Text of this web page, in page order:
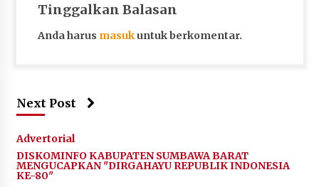
Tinggalkan Balasan
Anda harus masukuntuk berkomentar.
Next Post
Advertorial
DISKOMINFO KABUPATEN SUMBAWA BARAT
MENGUCAPKAN "DIRGAHAYU REPUBLIK INDONESIA
KE-80"